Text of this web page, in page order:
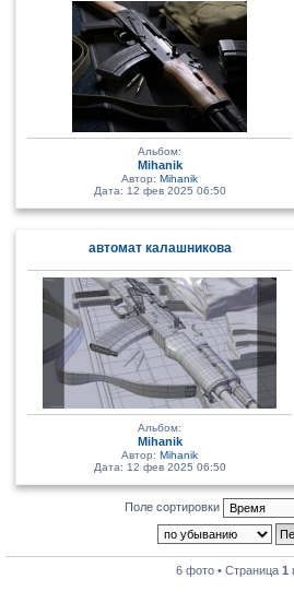
Альбом:
Mihanik
Автор: Mihanik
Дата: 12 фев 2025 06:50
автомат калашникова
Альбом:
Mihanik
Автор: Mihanik
Дата: 12 фев 2025 06:50
Поле сортировки
6 фото • Страница 1